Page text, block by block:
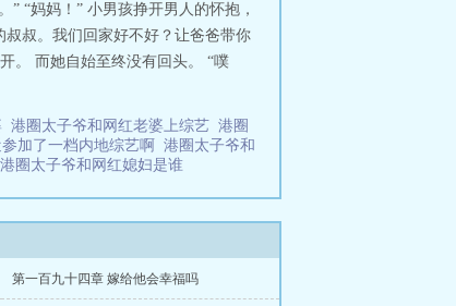
“妈妈！” 小男孩挣开男人的怀抱，
叔。我们回家好不好？让爸爸带你
。 而她自始至终没有回头。 “噗
港圈太子爷和网红老婆上综艺 港圈
加了一档内地综艺啊 港圈太子爷和
港圈太子爷和网红媳妇是谁
第一百九十四章 嫁给他会幸福吗